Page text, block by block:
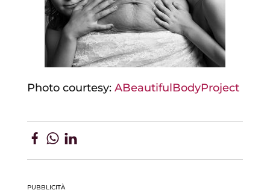
Photo courtesy: ABeautifulBodyProject
PUBBLICITÀ